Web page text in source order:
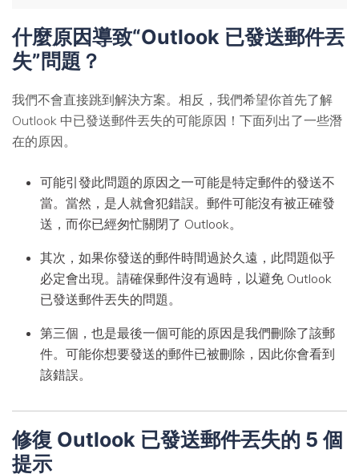
什麼原因導致“Outlook 已發送郵件丟
失”問題？
我們不會直接跳到解決方案。相反，我們希望你首先了解
Outlook 中已發送郵件丟失的可能原因！下面列出了一些潛
在的原因。
可能引發此問題的原因之一可能是特定郵件的發送不
當。當然，是人就會犯錯誤。郵件可能沒有被正確發
送，而你已經匆忙關閉了 Outlook。
其次，如果你發送的郵件時間過於久遠，此問題似乎
必定會出現。請確保郵件沒有過時，以避免 Outlook
已發送郵件丟失的問題。
第三個，也是最後一個可能的原因是我們刪除了該郵
件。可能你想要發送的郵件已被刪除，因此你會看到
該錯誤。
修復 Outlook 已發送郵件丟失的 5 個
提示